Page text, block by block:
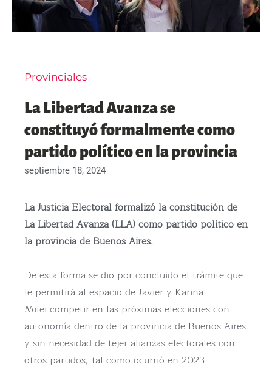
Provinciales
La Libertad Avanza se
constituyó formalmente como
partido político en la provincia
septiembre 18, 2024
La Justicia Electoral formalizó la constitución de
La Libertad Avanza (LLA) como partido político en
la provincia de Buenos Aires.
De esta forma se dio por concluido el trámite que
le permitirá al espacio de Javier y Karina
Milei competir en las próximas elecciones con
autonomía dentro de la provincia de Buenos Aires
y sin necesidad de tejer alianzas electorales con
otros partidos, tal como ocurrió en 2023.